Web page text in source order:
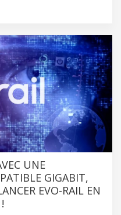
UNE
GIGABIT,
EVO-RAIL EN